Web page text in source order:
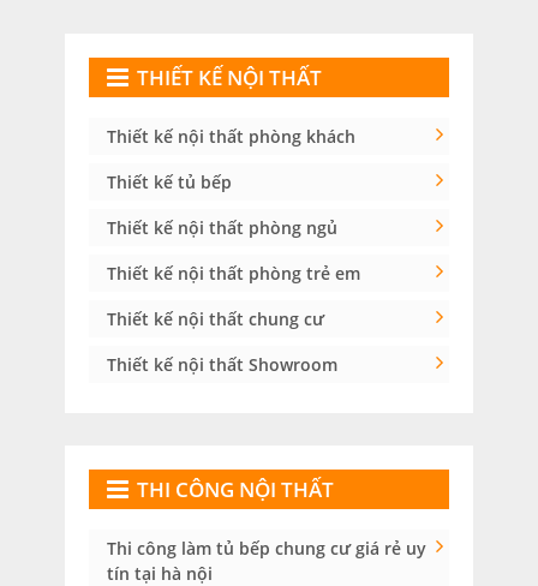
THIẾT KẾ NỘI THẤT
Thiết kế nội thất phòng khách
Thiết kế tủ bếp
Thiết kế nội thất phòng ngủ
Thiết kế nội thất phòng trẻ em
Thiết kế nội thất chung cư
Thiết kế nội thất Showroom
THI CÔNG NỘI THẤT
Thi công làm tủ bếp chung cư giá rẻ uy
tín tại hà nội